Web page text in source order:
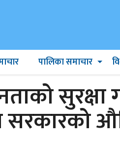
पालिका समाचार
सुरक्षा
सरकारको